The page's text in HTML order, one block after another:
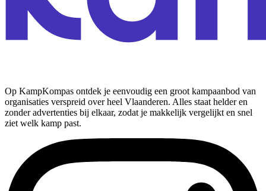
Op KampKompas ontdek je eenvoudig een groot kampaanbod van
organisaties verspreid over heel Vlaanderen. Alles staat helder en
zonder advertenties bij elkaar, zodat je makkelijk vergelijkt en snel
ziet welk kamp past.